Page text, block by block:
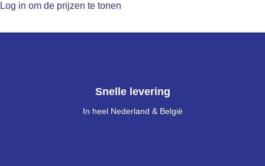
Log in om de prijzen te tonen
Snelle levering
In heel Nederland & België